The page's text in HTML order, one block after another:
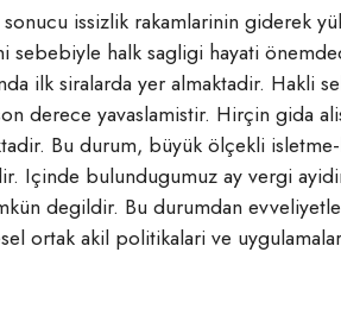
issizlik rakamlarinin giderek
sebebiyle halk sagligi hayati
ilk siralarda yer almaktadir. Hakli
derece yavaslamistir. Hirçin gida
Bu durum, büyük ölçekli
Içinde bulundugumuz ay vergi
degildir. Bu durumdan
ortak akil politikalari ve